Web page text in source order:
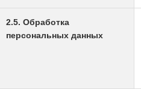
2.5. Обработка
персональных данных